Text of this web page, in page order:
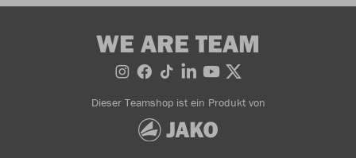
WE ARE TEAM
Dieser Teamshop ist ein Produkt von